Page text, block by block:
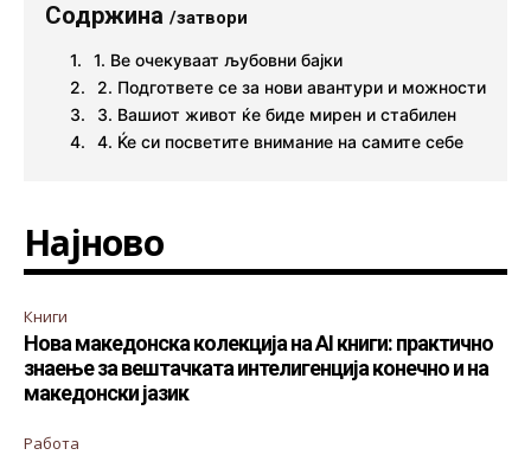
Содржина /затвори
1. Ве очекуваат љубовни бајки
2. Подгответе се за нови авантури и можности
3. Вашиот живот ќе биде мирен и стабилен
4. Ќе си посветите внимание на самите себе
Најново
Книги
Нова македонска колекција на AI книги: практично
знаење за вештачката интелигенција конечно и на
македонски јазик
Работа